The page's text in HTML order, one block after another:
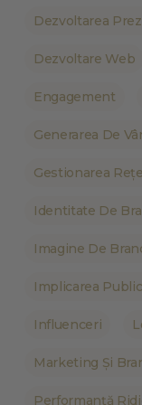
Dezvoltarea
Dezvoltare Web
Engagement
Generarea De
Gestionarea
Identitate De
Imagine De
Implicarea
Influenceri
Marketing Și
Performanță